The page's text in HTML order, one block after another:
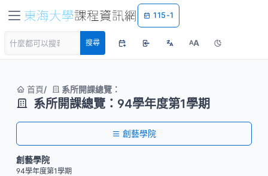
115-1
搜尋 AA
首頁 系所開課總覽：
系所開課總覽：94學年度第1學期
創藝學院
創藝學院
94學年度第1學期